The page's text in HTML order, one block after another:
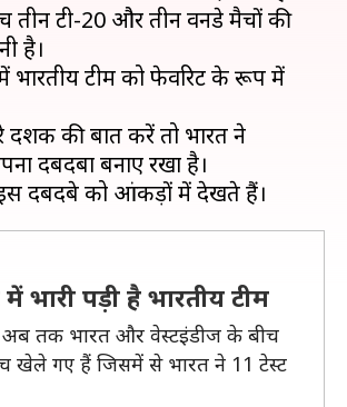
तीन टी-20 और तीन वनडे मैचों की
है।
में भारतीय टीम को फेवरिट के रूप में
की बात करें तो भारत ने
दबदबा बनाए रखा है।
भारी पड़ी है भारतीय टीम
तक भारत और वेस्टइंडीज के बीच
खेले गए हैं जिसमें से भारत ने 11 टेस्ट